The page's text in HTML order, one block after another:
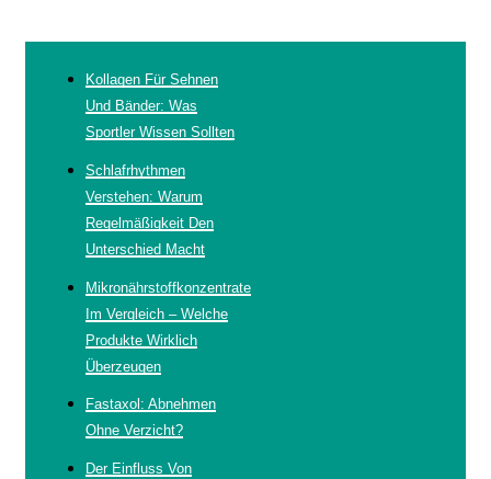
Kollagen Für Sehnen
Und Bänder: Was
Sportler Wissen Sollten
Schlafrhythmen
Verstehen: Warum
Regelmäßigkeit Den
Unterschied Macht
Mikronährstoffkonzentrate
Im Vergleich – Welche
Produkte Wirklich
Überzeugen
Fastaxol: Abnehmen
Ohne Verzicht?
Der Einfluss Von